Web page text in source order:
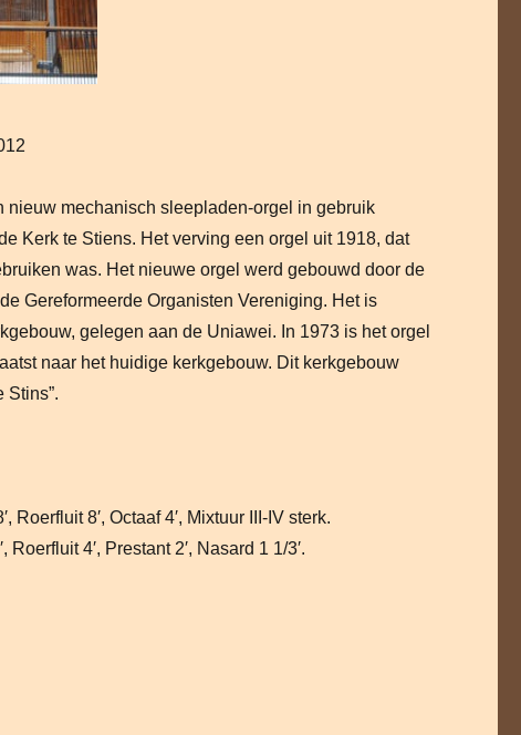
nieuw mechanisch sleepladen-orgel in gebruik
Kerk te Stiens. Het verving een orgel uit 1918, dat
was. Het nieuwe orgel werd gebouwd door de
Gereformeerde Organisten Vereniging. Het is
gelegen aan de Uniawei. In 1973 is het orgel
naar het huidige kerkgebouw. Dit kerkgebouw
Stins”.
Roerfluit 8′, Octaaf 4′, Mixtuur III-IV sterk.
Roerfluit 4′, Prestant 2′, Nasard 1 1/3′.